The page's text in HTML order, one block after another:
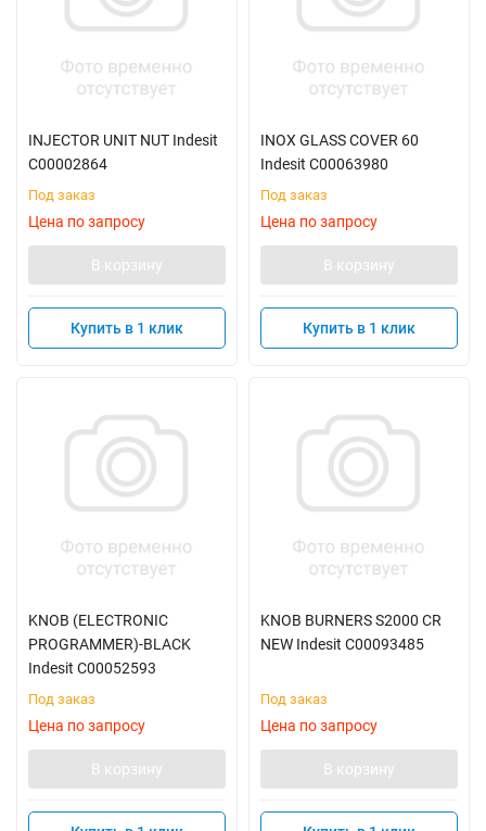
INJECTOR UNIT NUT Indesit
C00002864
Под заказ
Цена по запросу
В корзину
Купить в 1 клик
INOX GLASS COVER 60
Indesit C00063980
Под заказ
Цена по запросу
В корзину
Купить в 1 клик
KNOB (ELECTRONIC
PROGRAMMER)-BLACK
Indesit C00052593
Под заказ
Цена по запросу
В корзину
KNOB BURNERS S2000 CR
NEW Indesit C00093485
Под заказ
Цена по запросу
В корзину